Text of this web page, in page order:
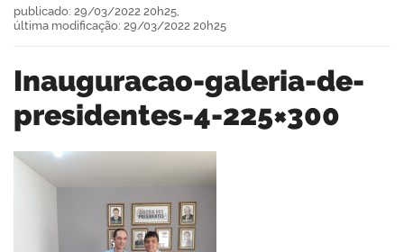
inauguracao-galeria-de-
presidentes-4-225×300
publicado: 29/03/2022 20h25,
última modificação: 29/03/2022 20h25